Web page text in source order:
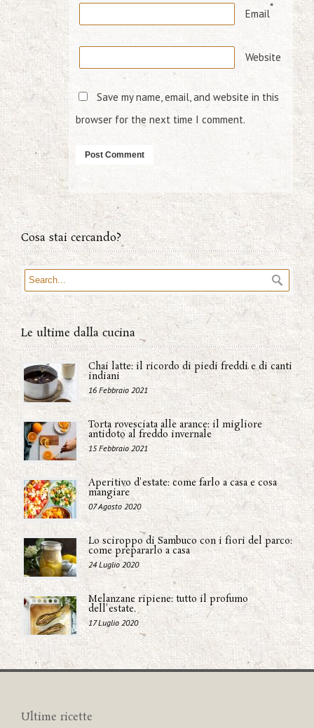
Email*
Website
Save my name, email, and website in this
browser for the next time I comment.
Cosa stai cercando?
Le ultime dalla cucina
Chai latte: il ricordo di piedi freddi e di canti
indiani
16 Febbraio 2021
Torta rovesciata alle arance: il migliore
antidoto al freddo invernale
15 Febbraio 2021
Aperitivo d'estate: come farlo a casa e cosa
mangiare
07 Agosto 2020
Lo sciroppo di Sambuco con i fiori del parco:
come prepararlo a casa
24 Luglio 2020
Melanzane ripiene: tutto il profumo
dell'estate.
17 Luglio 2020
Ultime ricette